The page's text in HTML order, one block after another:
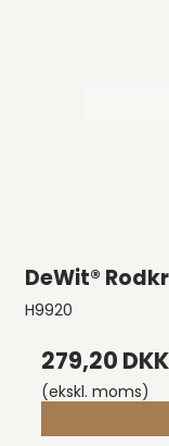
DeWit®
H9920
279,20 DKK
(ekskl. moms)